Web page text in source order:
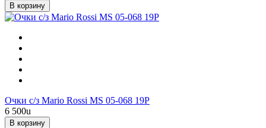
В корзину
Очки с/з Mario Rossi MS 05-068 19P
6 500u
В корзину